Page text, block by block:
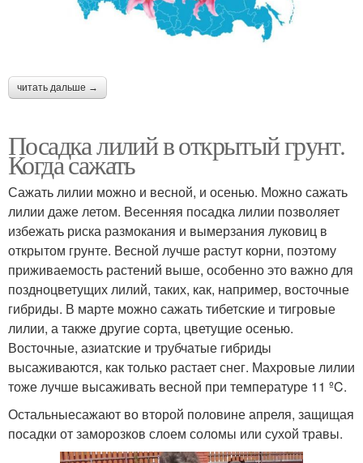
читать дальше →
Посадка лилий в открытый грунт.
Когда сажать
Сажать лилии можно и весной, и осенью. Можно сажать
лилии даже летом. Весенняя посадка лилии позволяет
избежать риска размокания и вымерзания луковиц в
открытом грунте. Весной лучше растут корни, поэтому
приживаемость растений выше, особенно это важно для
поздноцветущих лилий, таких, как, например, восточные
гибриды. В марте можно сажать тибетские и тигровые
лилии, а также другие сорта, цветущие осенью.
Восточные, азиатские и трубчатые гибриды
высаживаются, как только растает снег. Махровые лилии
тоже лучше высаживать весной при температуре 11 ºC.
Остальныесажают во второй половине апреля, защищая
посадки от заморозков слоем соломы или сухой травы.